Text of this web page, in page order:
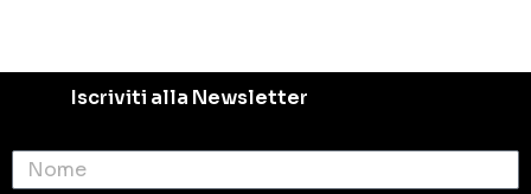
Iscriviti alla Newsletter